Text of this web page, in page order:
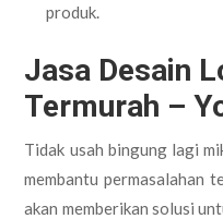
produk.
Jasa Desain
Termurah –
Tidak usah bingung lagi
membantu permasalahan
akan memberikan solusi